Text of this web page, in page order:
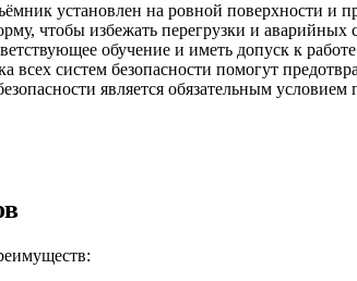
установлен на ровной поверхности и
чтобы избежать перегрузки и аварийных
обучение и иметь допуск к
всех систем безопасности помогут
является обязательным